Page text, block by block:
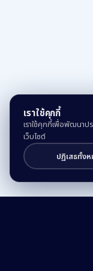
เราใช้คุกกี้
เราใช้คุกกี้เพื่อพัฒนาป
เว็บไซต์
ปฏิเสธทั้ง